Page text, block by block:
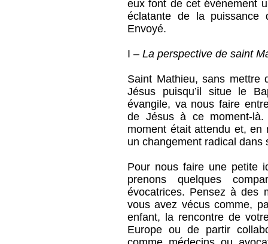
eux font de cet événement
éclatante de la puissance
Envoyé.
I –La perspective de saint
Saint Mathieu, sans mettre
Jésus puisqu’il situe le
évangile, va nous faire
de Jésus à ce moment-
moment était attendu et, en
un changement radical dans
Pour nous faire une petite
prenons quelques
évocatrices. Pensez à des
vous avez vécus comme,
enfant, la rencontre de
Europe ou de partir